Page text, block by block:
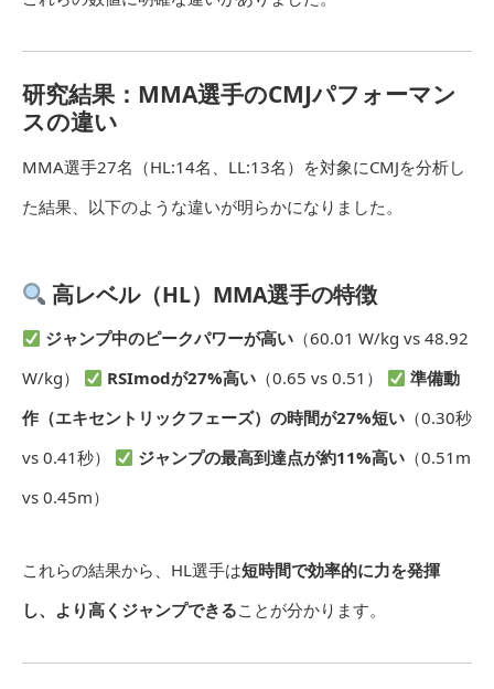
研究結果：MMA選手のCMJパフォーマン
スの違い
MMA選手27名（HL:14名、LL:13名）を対象にCMJを分析し
た結果、以下のような違いが明らかになりました。
高レベル（HL）MMA選手の特徴
ジャンプ中のピークパワーが高い （60.01 W/kg vs 48.92
W/kg）
RSImodが27%高い （0.65 vs 0.51）
準備動
作（エキセントリックフェーズ）の時間が27%短い （0.30秒
vs 0.41秒）
ジャンプの最高到達点が約11%高い （0.51m
vs 0.45m）
これらの結果から、HL選手は短時間で効率的に力を発揮
し、より高くジャンプできることが分かります。